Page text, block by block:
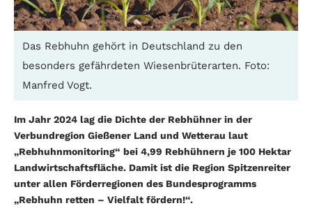
Das Rebhuhn gehört in Deutschland zu den
besonders gefährdeten Wiesenbrüterarten. Foto:
Manfred Vogt.
Im Jahr 2024 lag die Dichte der Rebhühner in der
Verbundregion Gießener Land und Wetterau laut
„Rebhuhnmonitoring“ bei 4,99 Rebhüh­nern je 100 Hektar
Landwirtschaftsfläche. Damit ist die Region Spitzenreiter
unter allen Förderregionen des Bundesprogramms
„Rebhuhn retten – Vielfalt fördern!“.